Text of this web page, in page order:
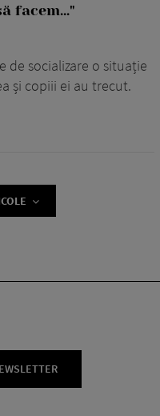
facem..."
de socializare o situație
și copiii ei au trecut.